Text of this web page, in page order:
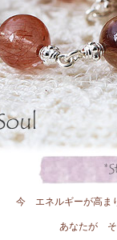
今 エネルギーが高ま
あなたが